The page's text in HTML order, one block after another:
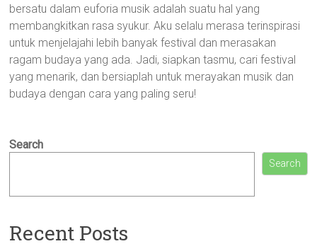
bersatu dalam euforia musik adalah suatu hal yang
membangkitkan rasa syukur. Aku selalu merasa terinspirasi
untuk menjelajahi lebih banyak festival dan merasakan
ragam budaya yang ada. Jadi, siapkan tasmu, cari festival
yang menarik, dan bersiaplah untuk merayakan musik dan
budaya dengan cara yang paling seru!
Search
Search
Recent Posts